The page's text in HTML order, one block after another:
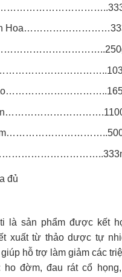
đủ
là sản phẩm được kết
xuất từ thảo dược tự
hỗ trợ làm giảm các
ho đờm, đau rát cổ